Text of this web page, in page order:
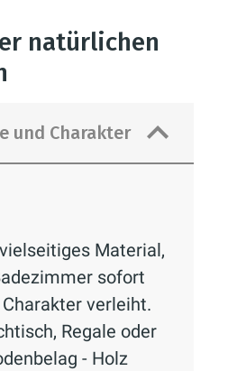
natürlichen
und Charakter
Material,
sofort
verleiht.
Regale oder
- Holz